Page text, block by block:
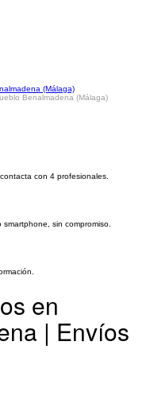
(Málaga)
Benalmadena (Málaga)
con 4 profesionales.
sin compromiso.
en
| Envíos